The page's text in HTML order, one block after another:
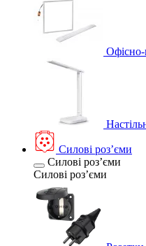
Офісно-
Силові розʼєми
Силові розʼєми
Силові розʼєми